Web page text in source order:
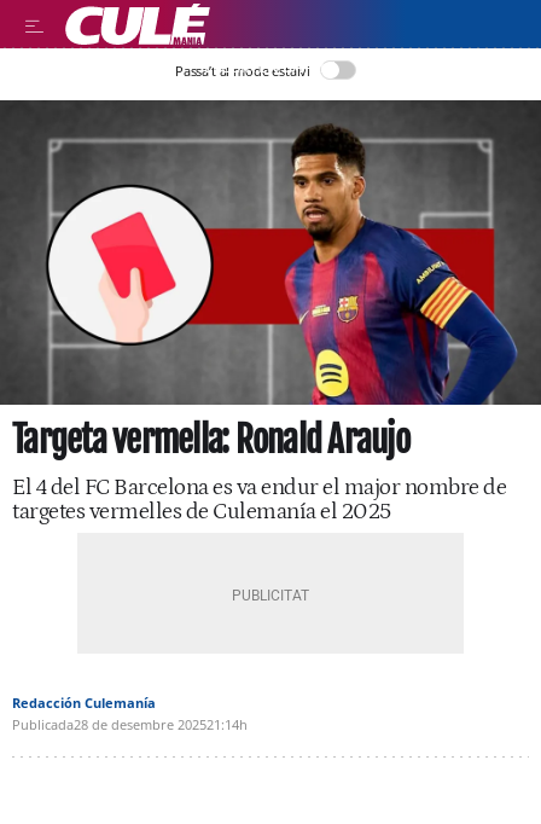
LLEGIR EN CATALÀ
Passa’t al mode estalvi
Targeta vermella: Ronald Araujo
El 4 del FC Barcelona es va endur el major nombre de
targetes vermelles de Culemanía el 2025
Redacción Culemanía
Publicada28 de desembre 202521:14h